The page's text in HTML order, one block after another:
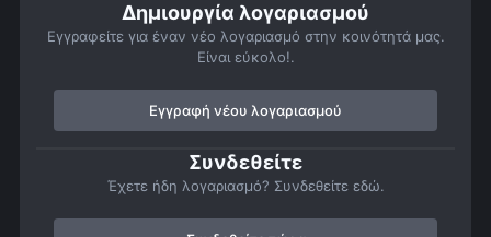
Δημιουργία λογαριασμού
Εγγραφείτε για έναν νέο λογαριασμό στην κοινότητά μας.
Είναι εύκολο!.
Εγγραφή νέου λογαριασμού
Συνδεθείτε
Έχετε ήδη λογαριασμό? Συνδεθείτε εδώ.